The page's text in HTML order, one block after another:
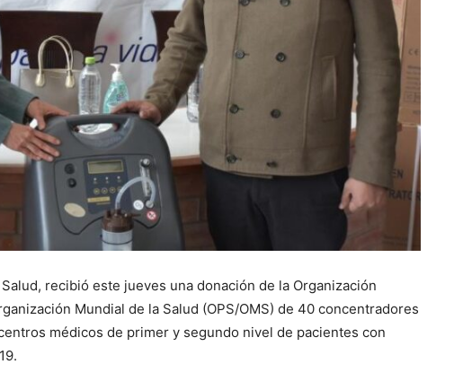
recibió este jueves una donación de la Organización
Mundial de la Salud (OPS/OMS) de 40 concentradores
médicos de primer y segundo nivel de pacientes con